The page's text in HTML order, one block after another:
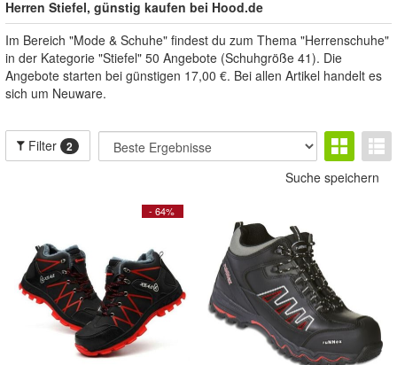
Herren Stiefel, günstig kaufen bei Hood.de
Im Bereich "Mode & Schuhe" findest du zum Thema "Herrenschuhe"
in der Kategorie "Stiefel" 50 Angebote (Schuhgröße 41). Die
Angebote starten bei günstigen 17,00 €. Bei allen Artikel handelt es
sich um Neuware.
Filter 2
Suche speichern
- 64%